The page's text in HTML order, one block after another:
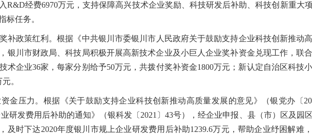
R&D经费6970万元，支持保障高兴技术企业奖励、科技研发后补助、科技创新重大
标任务。
政策红利。根据《中共银川市委银川市人民政府关于鼓励支持企业科技创新推动
银川市财政局、科技局积极开展高新技术企业及小巨人企业奖补资金兑现工作，联
术企业36家，每家分别给予50万元，共拨付奖补资金1800万元；新认定自治区科技
。
压力。根据《关于鼓励支持企业科技创新推动高质量发展的意见》（银党办〔
业研发费用后补助的通知》（银科发〔2021〕43号），经企业申报、县（市）区及园
及时下达2020年度银川市规上企业研发费用后补助1239.6万元，帮助企业纾困解难